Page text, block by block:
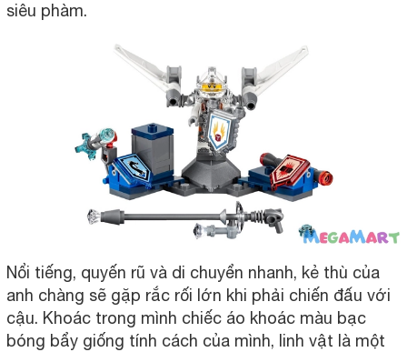
siêu phàm.
Nổi tiếng, quyến rũ và di chuyển nhanh, kẻ thù của
anh chàng sẽ gặp rắc rối lớn khi phải chiến đấu với
cậu. Khoác trong mình chiếc áo khoác màu bạc
bóng bẩy giống tính cách của mình, linh vật là một